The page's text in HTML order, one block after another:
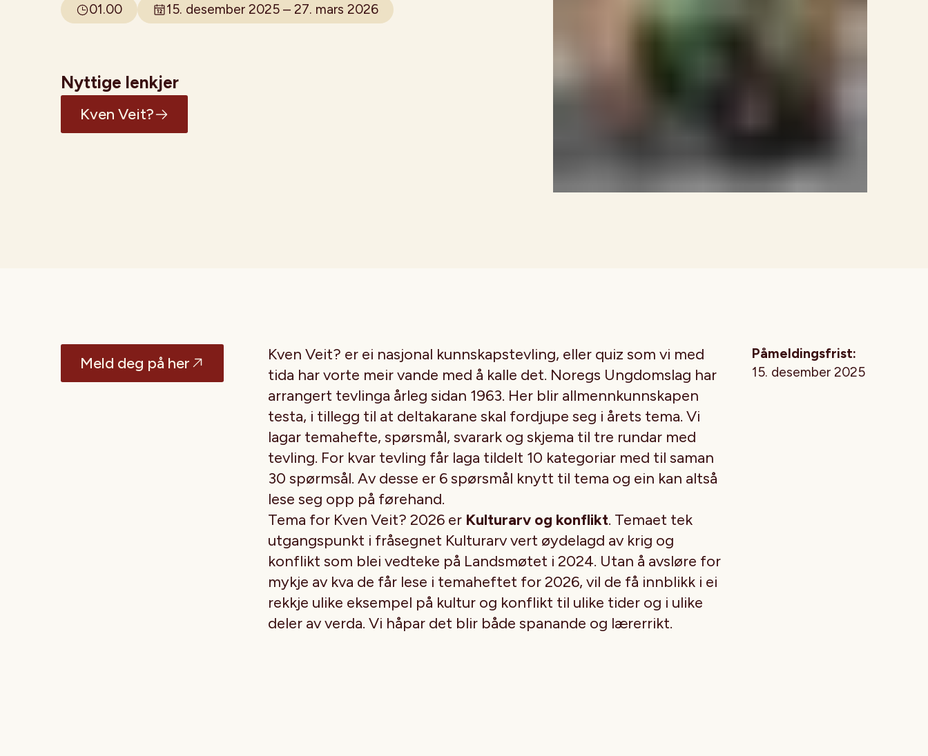
01.00 15. desember 2025 – 27. mars 2026
Nyttige lenkjer
Kven Veit?
Meld deg på her
Kven Veit? er ei nasjonal kunnskapstevling, eller quiz som vi med
tida har vorte meir vande med å kalle det. Noregs Ungdomslag har
arrangert tevlinga årleg sidan 1963. Her blir allmennkunnskapen
testa, i tillegg til at deltakarane skal fordjupe seg i årets tema. Vi
lagar temahefte, spørsmål, svarark og skjema til tre rundar med
tevling. For kvar tevling får laga tildelt 10 kategoriar med til saman
30 spørmsål. Av desse er 6 spørsmål knytt til tema og ein kan altså
lese seg opp på førehand.
Tema for Kven Veit? 2026 er Kulturarv og konflikt. Temaet tek
utgangspunkt i fråsegnet Kulturarv vert øydelagd av krig og
konflikt som blei vedteke på Landsmøtet i 2024. Utan å avsløre for
mykje av kva de får lese i temaheftet for 2026, vil de få innblikk i ei
rekkje ulike eksempel på kultur og konflikt til ulike tider og i ulike
deler av verda. Vi håpar det blir både spanande og lærerrikt.
Påmeldingsfrist:
15. desember 2025